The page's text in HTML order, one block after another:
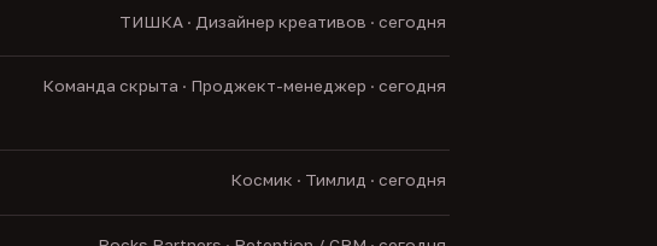
ТИШКА · Дизайнер креативов · сегодня
Команда скрыта · Проджект-менеджер · сегодня
Космик · Тимлид · сегодня